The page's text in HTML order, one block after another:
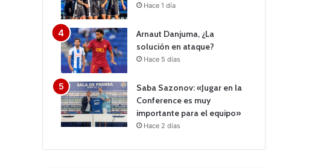
Hace 1 día
Arnaut Danjuma, ¿La
solución en ataque?
Hace 5 días
Saba Sazonov: «Jugar en la
Conference es muy
importante para el equipo»
Hace 2 días